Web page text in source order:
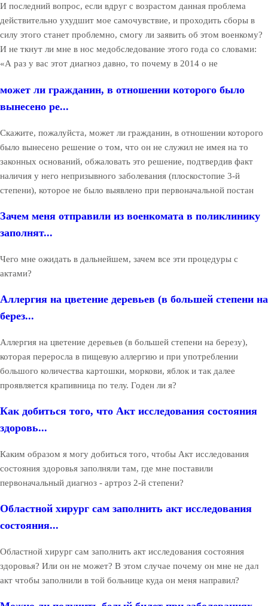
И последний вопрос, если вдруг с возрастом данная проблема
действительно ухудшит мое самочувствие, и проходить сборы в
силу этого станет проблемно, смогу ли заявить об этом военкому?
И не ткнут ли мне в нос медобследование этого года со словами:
«А раз у вас этот диагноз давно, то почему в 2014 о не
может ли гражданин, в отношении которого было
вынесено ре...
Скажите, пожалуйста, может ли гражданин, в отношении которого
было вынесено решение о том, что он не служил не имея на то
законных оснований, обжаловать это решение, подтвердив факт
наличия у него непризывного заболевания (плоскостопие 3-й
степени), которое не было выявлено при первоначальной постан
Зачем меня отправили из военкомата в поликлинику
заполнят...
Чего мне ожидать в дальнейшем, зачем все эти процедуры с
актами?
Аллергия на цветение деревьев (в большей степени на
берез...
Аллергия на цветение деревьев (в большей степени на березу),
которая переросла в пищевую аллергию и при употреблении
большого количества картошки, моркови, яблок и так далее
проявляется крапивница по телу. Годен ли я?
Как добиться того, что Акт исследования состояния
здоровь...
Каким образом я могу добиться того, чтобы Акт исследования
состояния здоровья заполняли там, где мне поставили
первоначальный диагноз - артроз 2-й степени?
Областной хирург сам заполнить акт исследования
состояния...
Областной хирург сам заполнить акт исследования состояния
здоровья? Или он не может? В этом случае почему он мне не дал
акт чтобы заполнили в той больнице куда он меня направил?